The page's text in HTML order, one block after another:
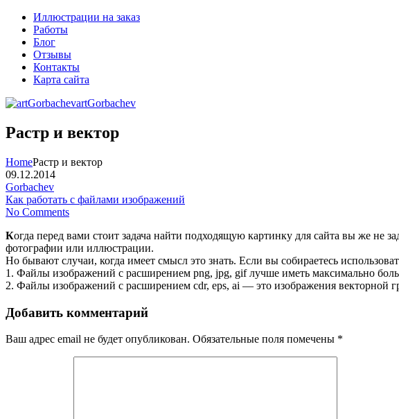
Иллюстрации на заказ
Работы
Блог
Отзывы
Контакты
Карта сайта
artGorbachev
Растр и вектор
HomeРастр и вектор
09.12.2014
Gorbachev
Как работать с файлами изображений
No Comments
Когда перед вами стоит задача найти подходящую картинку для сайта вы же не
фотографии или иллюстрации.
Но бывают случаи, когда имеет смысл это знать. Если вы собираетесь
1. Файлы изображений с расширением png, jpg, gif лучше иметь максимально
2. Файлы изображений с расширением cdr, eps, ai — это изображения векторной
Добавить комментарий
Ваш адрес email не будет опубликован. Обязательные поля помечены *